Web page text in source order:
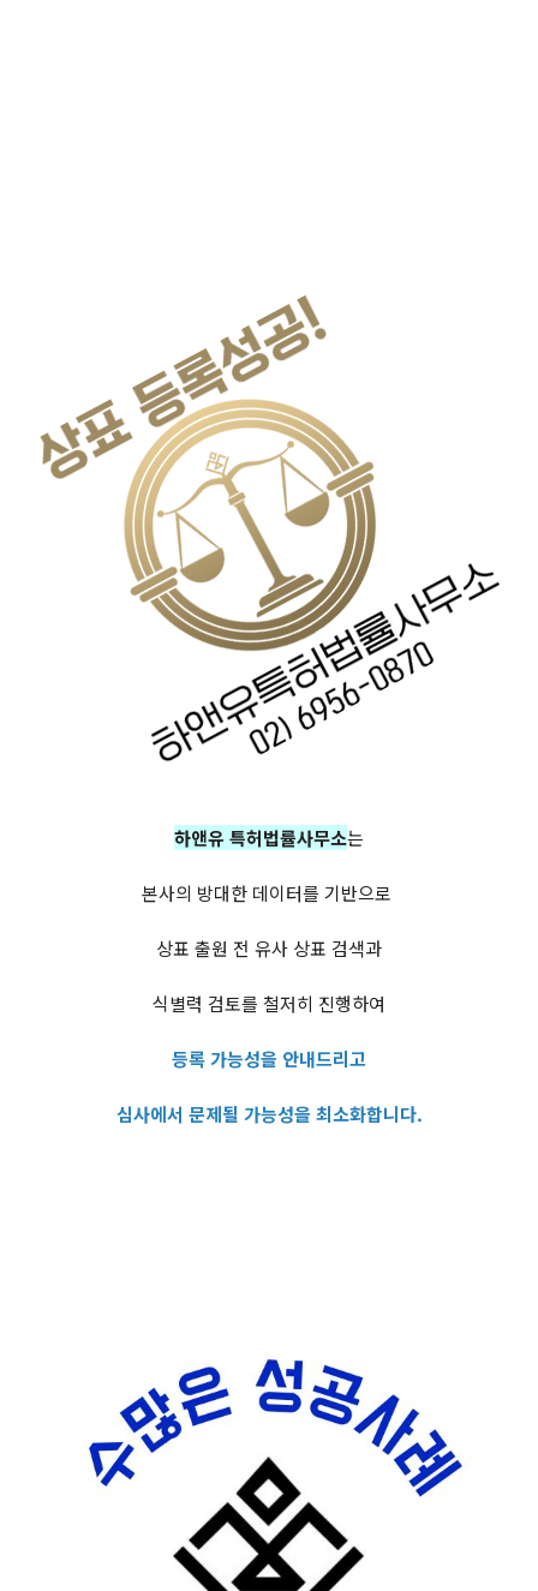
하앤유 특허법률사무소는
본사의 방대한 데이터를 기반으로
상표 출원 전 유사 상표 검색과
식별력 검토를 철저히 진행하여
등록 가능성을 안내드리고
심사에서 문제될 가능성을 최소화합니다.